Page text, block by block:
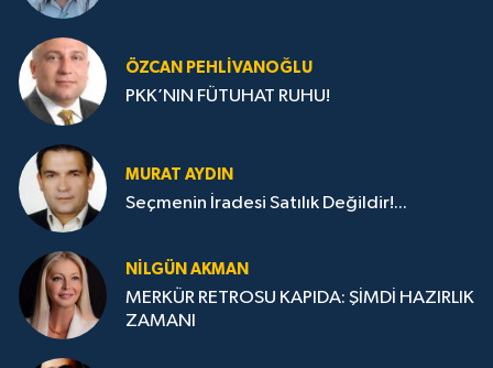
ÖZCAN PEHLIVANOĞLU
PKK’NIN FÜTUHAT RUHU!
MURAT AYDIN
Seçmenin İradesi Satılık Değildir!...
NILGÜN AKMAN
MERKÜR RETROSU KAPIDA: ŞİMDİ HAZIRLIK
ZAMANI